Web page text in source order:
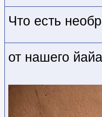
Что есть
от нашего